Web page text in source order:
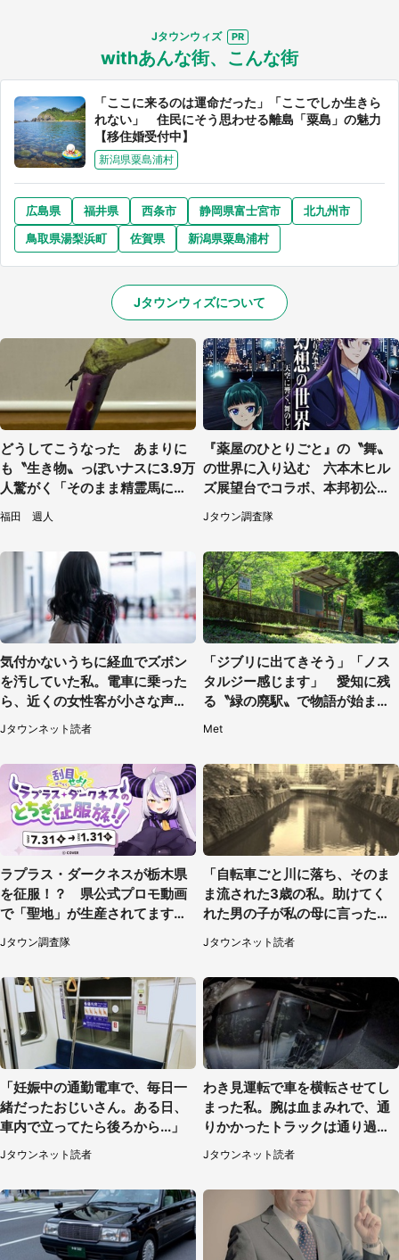
Jタウンウィズ
withあんな街、こんな街
「ここに来るのは運命だった」「ここでしか生きら
れない」 住民にそう思わせる離島「粟島」の魅力
【移住婚受付中】
新潟県粟島浦村
広島県 福井県 西条市 静岡県富士宮市
北九州市
鳥取県湯梨浜町
佐賀県 新潟県粟島浦村
Jタウンウィズについて
どうしてこうなった あまりに
も〝生き物〟っぽいナスに3.9万
人驚がく「そのまま精霊馬に使
えそう」
福田 週人
『薬屋のひとりごと』の〝舞〟
の世界に入り込む 六本木ヒル
ズ展望台でコラボ、本邦初公開
の「猫猫像」も【8／1～10／2
6】
Jタウン調査隊
気付かないうちに経血でズボン
を汚していた私。電車に乗った
ら、近くの女性客が小さな声で
（千葉県・10代女性）
Jタウンネット読者
「ジブリに出てきそう」「ノス
タルジー感じます」 愛知に残
る〝緑の廃駅〟で物語が始まり
Met
ラプラス・ダークネスが栃木県
を征服！？ 県公式プロモ動画
で「聖地」が生産されてます【7
／31～1／31】
Jタウン調査隊
「自転車ごと川に落ち、そのま
ま流された3歳の私。助けてく
れた男の子が私の母に言ったの
は...」（千葉県・20代女性）
Jタウンネット読者
「妊娠中の通勤電車で、毎日一
緒だったおじいさん。ある日、
車内で立ってたら後ろから...」
Jタウンネット読者
わき見運転で車を横転させてし
まった私。腕は血まみれで、通
りかかったトラックは通り過ぎ
ていき...（福岡県・30代女性）
Jタウンネット読者